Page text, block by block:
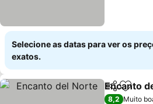
Selecione as datas para ver os
exatos.
Partilhar
Encanto
8,2 Muito